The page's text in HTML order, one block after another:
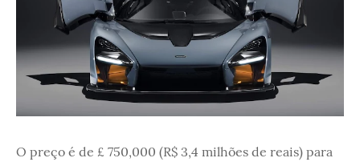
O preço é de £ 750,000 (R$ 3,4 milhões de reais) para